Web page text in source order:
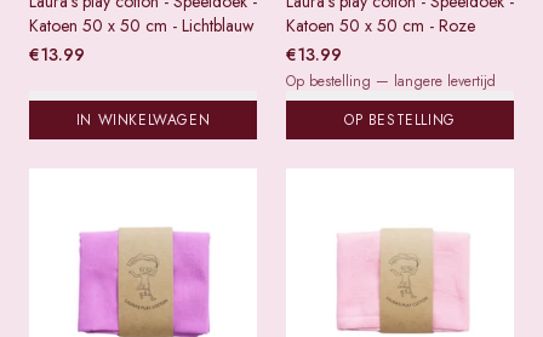
Katoen 50 x 50 cm - Lichtblauw
€13.99
IN WINKELWAGEN
Katoen 50 x 50 cm - Roze
€13.99
Op bestelling — langere levertijd
OP BESTELLING